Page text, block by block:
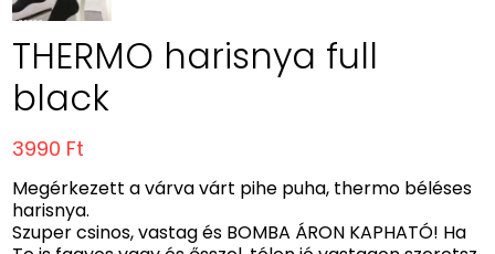
THERMO harisnya full
black
3990 Ft
Megérkezett a várva várt pihe puha, thermo béléses
harisnya.
Szuper csinos, vastag és BOMBA ÁRON KAPHATÓ! Ha